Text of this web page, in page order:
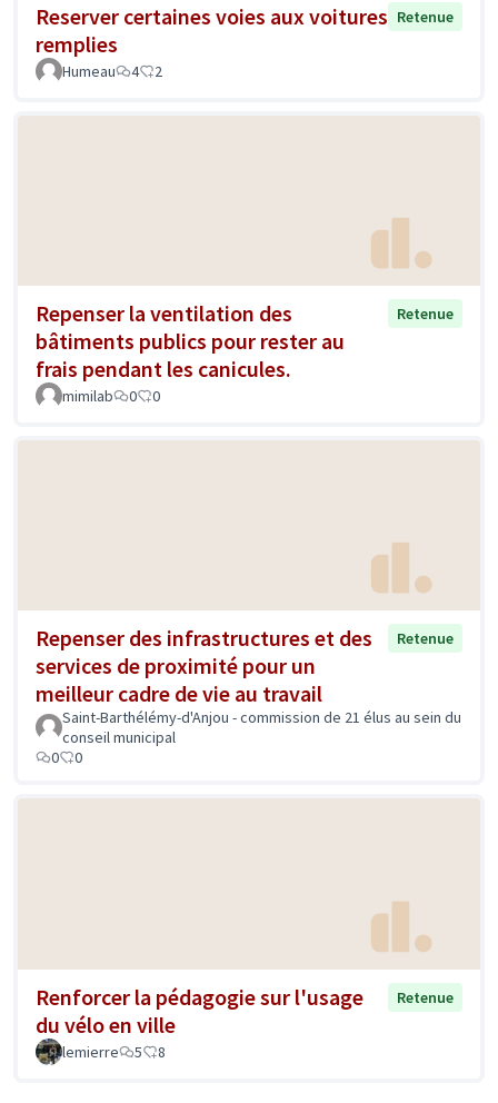
Reserver certaines voies aux voitures
remplies
Retenue
Humeau 4 2
Repenser la ventilation des
bâtiments publics pour rester au
frais pendant les canicules.
Retenue
mimilab 0 0
Repenser des infrastructures et des
services de proximité pour un
meilleur cadre de vie au travail
Retenue
Saint-Barthélémy-d'Anjou - commission de 21 élus au sein du
conseil municipal
0
0
Renforcer la pédagogie sur l'usage
du vélo en ville
Retenue
lemierre 5 8